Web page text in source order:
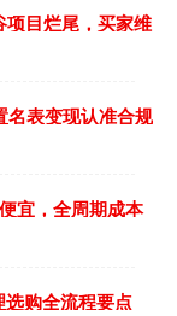
项目烂尾，买家维
名表变现认准合规
宜，全周期成本
购全流程要点